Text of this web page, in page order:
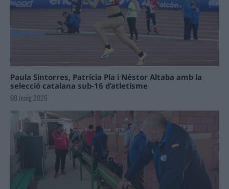
Paula Sintorres, Patrícia Pla i Néstor Altaba amb la
selecció catalana sub-16 d’atletisme
08 maig 2026